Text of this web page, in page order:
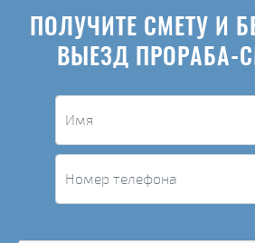
ПОЛУЧИТЕ СМЕТУ И
ВЫЕЗД ПРОРАБА-